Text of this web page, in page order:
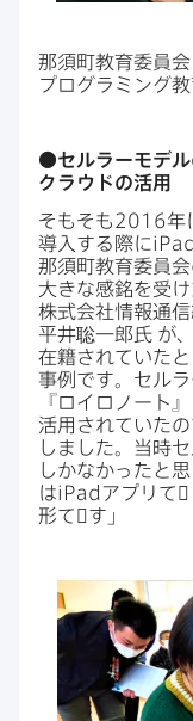
那須町教育委員会
プログラミング
●セルラーモデル
クラウドの​活用
そも​そも 2016年
導入する​際にiPad
那須町教育委員
大きな​感銘を​受
株式会社情報通
平井聡一郎氏 が
在籍されていた​
事例です。​セル
『ロイロノート
活用されていた
しました。​当時
しかなかったと​
はiPad アプリて​゙
形て​゙す」